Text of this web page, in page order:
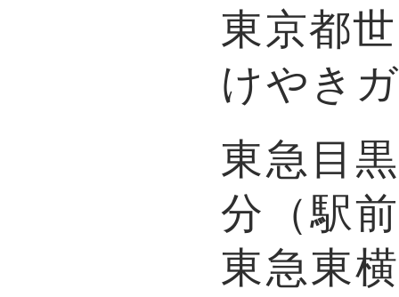
東京都
けやき
東急目
分（駅
東急東